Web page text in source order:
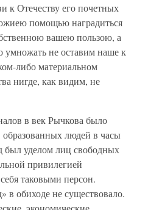
к Отечеству его почетных
помощью наградиться
вашею пользою, а
не оставим наше к
либо материальном
нигде, как видим, не
в век Рычкова было
людей в часы
был уделом лиц свободных
привилегией
таковыми персон.
в обиходе не существовало.